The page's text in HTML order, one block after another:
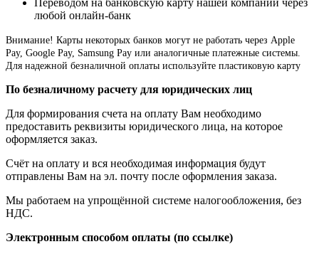
Переводом на банковскую карту нашей компании через
любой онлайн-банк
Внимание! Карты некоторых банков могут не работать через Apple
Pay, Google Pay, Samsung Pay или аналогичные платежные системы.
Для надежной безналичной оплаты используйте пластиковую карту
По безналичному расчету для юридических лиц
Для формирования счета на оплату Вам необходимо
предоставить реквизиты юридического лица, на которое
оформляется заказ.
Счёт на оплату и вся необходимая информация будут
отправлены Вам на эл. почту после оформления заказа.
Мы работаем на упрощённой системе налогообложения, без
НДС.
Электронным способом оплаты (по ссылке)